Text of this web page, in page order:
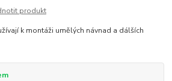
produkt
k montáži umělých návnad a dálších